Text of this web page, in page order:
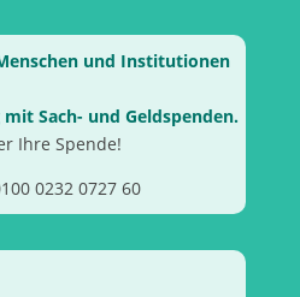
und Institutionen
Sach- und Geldspenden.
Ihre Spende!
0232 0727 60